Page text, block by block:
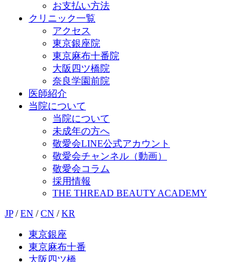
お支払い方法
クリニック一覧
アクセス
東京銀座院
東京麻布十番院
大阪四ツ橋院
奈良学園前院
医師紹介
当院について
当院について
未成年の方へ
敬愛会LINE公式アカウント
敬愛会チャンネル（動画）
敬愛会コラム
採用情報
THE THREAD BEAUTY ACADEMY
JP / EN / CN / KR
東京銀座
東京麻布十番
大阪四ツ橋